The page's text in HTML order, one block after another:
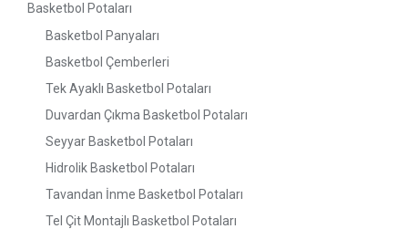
Basketbol Potaları
Basketbol Panyaları
Basketbol Çemberleri
Tek Ayaklı Basketbol Potaları
Duvardan Çıkma Basketbol Potaları
Seyyar Basketbol Potaları
Hidrolik Basketbol Potaları
Tavandan İnme Basketbol Potaları
Tel Çit Montajlı Basketbol Potaları